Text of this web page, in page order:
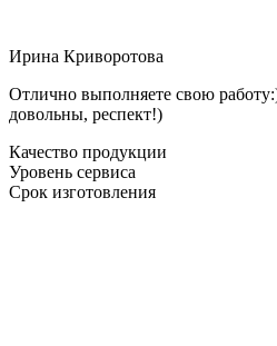
Ирина Криворотова
Отлично выполняете свою
довольны, респект!)
Качество продукции
Уровень сервиса
Срок изготовления